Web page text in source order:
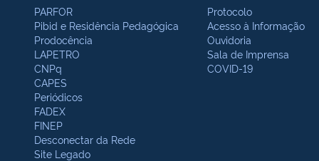
PARFOR
Pibid e Residência Pedagógica
Prodocência
LAPETRO
CNPq
CAPES
Periódicos
FADEX
FINEP
Desconectar da Rede
Site Legado
Protocolo
Acesso à Informação
Ouvidoria
Sala de Imprensa
COVID-19